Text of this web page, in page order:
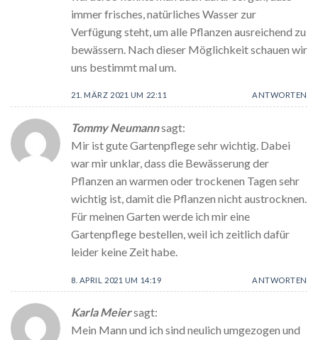
immer frisches, natürliches Wasser zur
Verfügung steht, um alle Pflanzen ausreichend zu
bewässern. Nach dieser Möglichkeit schauen wir
uns bestimmt mal um.
21. MÄRZ 2021 UM 22:11 ANTWORTEN
Tommy Neumannsagt:
Mir ist gute Gartenpflege sehr wichtig. Dabei
war mir unklar, dass die Bewässerung der
Pflanzen an warmen oder trockenen Tagen sehr
wichtig ist, damit die Pflanzen nicht austrocknen.
Für meinen Garten werde ich mir eine
Gartenpflege bestellen, weil ich zeitlich dafür
leider keine Zeit habe.
8. APRIL 2021 UM 14:19 ANTWORTEN
Karla Meiersagt:
Mein Mann und ich sind neulich umgezogen und